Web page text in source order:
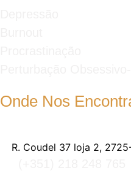
Onde Nos
R. Coudel 37 loja 2,